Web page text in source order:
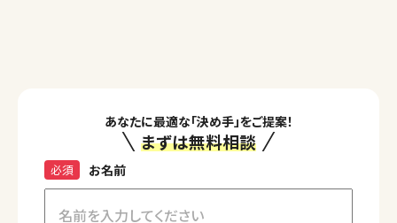
あなたに最適な「決め手」をご提案！
まずは無料相談
お名前
必須